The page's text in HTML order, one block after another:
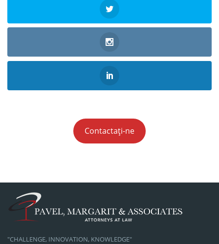
Contactați-ne
"CHALLENGE, INNOVATION, KNOWLEDGE"